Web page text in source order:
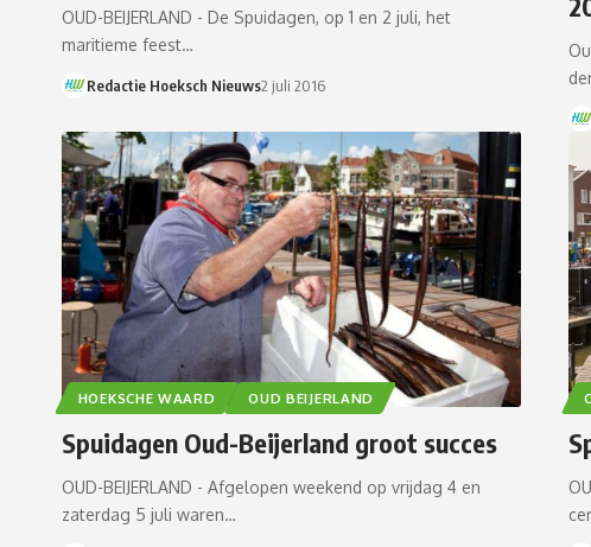
OUD-BEIJERLAND - De Spuidagen, op 1 en 2 juli, het
maritieme feest…
Redactie Hoeksch Nieuws2 juli 2016
HOEKSCHE WAARD OUD BEIJERLAND
Spuidagen Oud-Beijerland groot succes
OUD-BEIJERLAND - Afgelopen weekend op vrijdag 4 en
zaterdag 5 juli waren…